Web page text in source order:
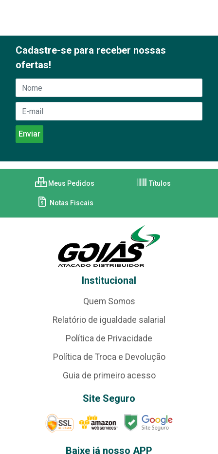
Cadastre-se para receber nossas
ofertas!
Meus Pedidos Títulos
Notas Fiscais
Institucional
Quem Somos
Relatório de igualdade salarial
Política de Privacidade
Política de Troca e Devolução
Guia de primeiro acesso
Site Seguro
Baixe já nosso APP